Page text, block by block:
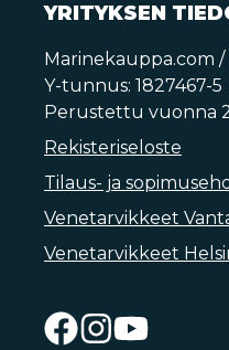
YRITYKSEN
Marinekauppa.com /
Y-tunnus: 1827467-5
Perustettu vuonna
Rekisteriseloste
Tilaus- ja
Venetarvikkeet
Venetarvikkeet